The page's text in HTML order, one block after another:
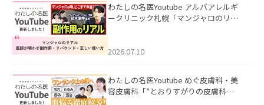
わたしの名医Youtube アルバアレルギ
ークリニック札幌「マンジャロのリア
た。
2026.07.10
わたしの名医Youtube めぐ皮膚科・美
容皮膚科「”とおりすがりの皮膚科